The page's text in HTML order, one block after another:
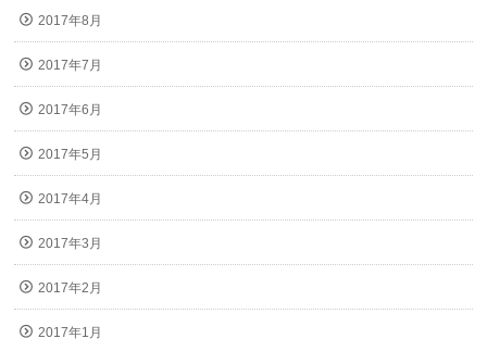
2017年8月
2017年7月
2017年6月
2017年5月
2017年4月
2017年3月
2017年2月
2017年1月